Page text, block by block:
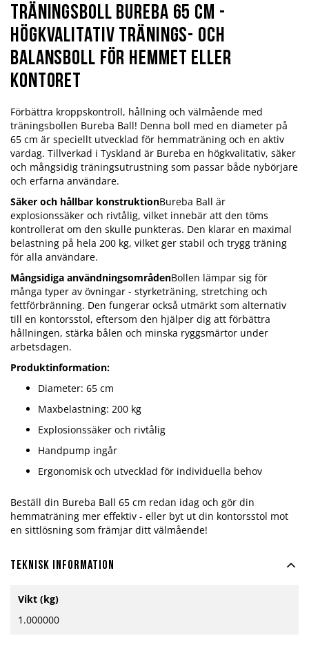
Träningsboll Bureba 65 cm -
Högkvalitativ tränings- och
balansboll för hemmet eller
kontoret
Förbättra kroppskontroll, hållning och välmående med
träningsbollen Bureba Ball! Denna boll med en diameter på
65 cm är speciellt utvecklad för hemmaträning och en aktiv
vardag. Tillverkad i Tyskland är Bureba en högkvalitativ, säker
och mångsidig träningsutrustning som passar både nybörjare
och erfarna användare.
Säker och hållbar konstruktionBureba Ball är
explosionssäker och rivtålig, vilket innebär att den töms
kontrollerat om den skulle punkteras. Den klarar en maximal
belastning på hela 200 kg, vilket ger stabil och trygg träning
för alla användare.
Mångsidiga användningsområdenBollen lämpar sig för
många typer av övningar - styrketräning, stretching och
fettförbränning. Den fungerar också utmärkt som alternativ
till en kontorsstol, eftersom den hjälper dig att förbättra
hållningen, stärka bålen och minska ryggsmärtor under
arbetsdagen.
Produktinformation:
Diameter: 65 cm
Maxbelastning: 200 kg
Explosionssäker och rivtålig
Handpump ingår
Ergonomisk och utvecklad för individuella behov
Beställ din Bureba Ball 65 cm redan idag och gör din
hemmaträning mer effektiv - eller byt ut din kontorsstol mot
en sittlösning som främjar ditt välmående!
Teknisk information
information
Vikt (kg)
1.000000